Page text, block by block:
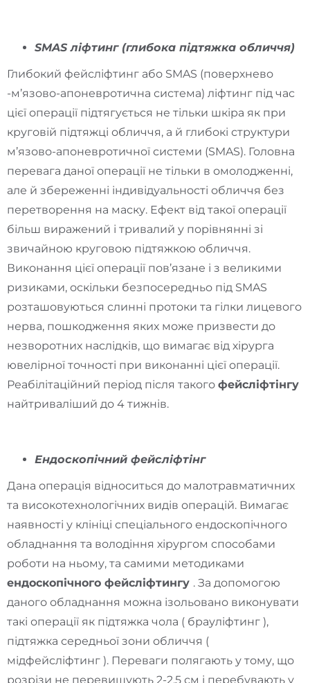
SMAS ліфтинг (глибока підтяжка обличчя)
Глибокий фейсліфтинг або SMAS (поверхнево
-м’язово-апоневротична система) ліфтинг під час
цієї операції підтягується не тільки шкіра як при
круговій підтяжці обличчя, а й глибокі структури
м’язово-апоневротичної системи (SMAS). Головна
перевага даної операції не тільки в омолодженні,
але й збереженні індивідуальності обличчя без
перетворення на маску. Ефект від такої операції
більш виражений і тривалий у порівнянні зі
звичайною круговою підтяжкою обличчя.
Виконання цієї операції пов’язане і з великими
ризиками, оскільки безпосередньо під SMAS
розташовуються слинні протоки та гілки лицевого
нерва, пошкодження яких може призвести до
незворотних наслідків, що вимагає від хірурга
ювелірної точності при виконанні цієї операції.
Реабілітаційний період після такого фейсліфтінгу
найтриваліший до 4 тижнів.
Ендоскопічний фейсліфтінг
Дана операція відноситься до малотравматичних
та високотехнологічних видів операцій. Вимагає
наявності у клініці спеціального ендоскопічного
обладнання та володіння хірургом способами
роботи на ньому, та самими методиками
ендоскопічного фейсліфтингу . За допомогою
даного обладнання можна ізольовано виконувати
такі операції як підтяжка чола ( брауліфтинг ),
підтяжка середньої зони обличчя (
мідфейсліфтинг ). Переваги полягають у тому, що
розрізи не перевищують 2-2.5 см і перебувають у